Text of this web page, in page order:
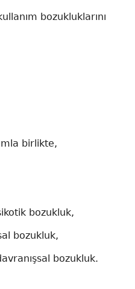
bozukluklarını
birlikte,
bozukluk,
bozukluk,
bozukluk.